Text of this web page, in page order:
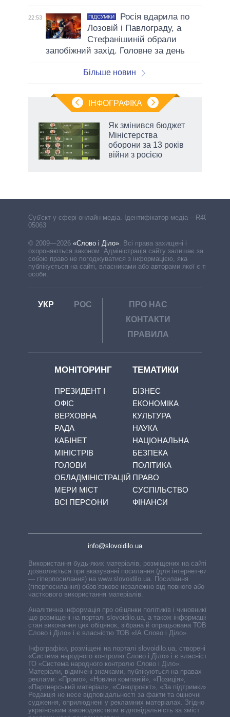
22:53 ПІДСУМКИ
Росія вдарила по
Лозовій і Павлограду, а
Стефанішиній обрали
запобіжний захід. Головне за день
Більше новин
ІНФОГРАФІКА
Як змінився бюджет
Міністерства
оборони за 13 років
війни з росією
Cуб'єкт у сфері онлайн-медіа. Ідентифікатор медіа – R40-
05063
© 2009—2026 «Слово і Діло» Всі права захищені і
охороняються законом. Адміністрація сайту залишає за
собою право не погоджуватися з інформацією, яка
публікується на сайті, власниками або авторами якої є треті
особи.
УКР РОС
ПРО НАС
КОНТАКТИ
ПРАВИЛА
МОНІТОРИНГ
ПРЕЗИДЕНТ І
ОФІС
ВЕРХОВНА
РАДА
КАБІНЕТ
МІНІСТРІВ
ГОЛОВИ
ОБЛАДМІНІСТРАЦІЙ
МЕРИ МІСТ
ВСІ ПЕРСОНИ
ТЕМАТИКИ
БІЗНЕС
ЕКОНОМІКА
КУЛЬТУРА
НАУКА
НАЦІОНАЛЬНА
БЕЗПЕКА
ПОЛІТИКА
ПРАВО
СУСПІЛЬСТВО
ФІНАНСИ
info@slovoidilo.ua
Використання будь-яких матеріалів, розміщених на сайті,
дозволяється при вказуванні посилання (для інтернет-видань
— гіперпосилання) на www.slovoidilo.ua. Посилання
(гіперпосилання) обов’язкове незалежно від повного або
часткового використання матеріалів.
Аналітична інформація про обіцянки політиків і чиновників,
що розміщені на порталі slovoidilo.ua, а також інформація про
стан виконання цих обіцянок, зібрана й опрацьована ТОВ «ІА
Слово і Діло» і є власністю ТОВ «ІА Слово і Діло».
Інфографіки, розміщені на порталі slovoidilo.ua, створені ГО
«Система народного контролю Слово і Діло» і є власністю
ГО «Система народного контролю Слово і Діло».
Матеріали, відмічені значками, публікуються на правах
реклами: «Промо», «Новини компаній», «Позиція»,
«Партнерський матеріал», «Спецпроєкт», «За підтримки».
Редакція не несе відповідальності за факти та оціночні
судження, оприлюднені у рекламних матеріалах. Згідно з
українським законодавством відповідальність за зміст